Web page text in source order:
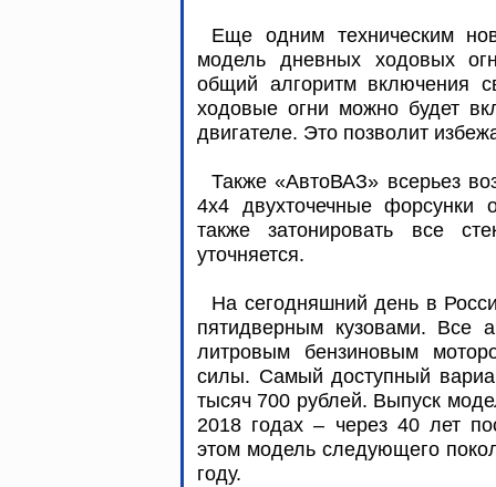
Еще одним техническим
модель дневных ходовых
общий алгоритм включения
ходовые огни можно будет
двигателе. Это позволит
Также «АвтоВАЗ» всерьез
4x4 двухточечные форсунки
также затонировать все
уточняется.
На сегодняшний день в
пятидверным кузовами. Все
литровым бензиновым
силы. Самый доступный
тысяч 700 рублей. Выпуск
2018 годах – через 40 лет
этом модель следующего
году.